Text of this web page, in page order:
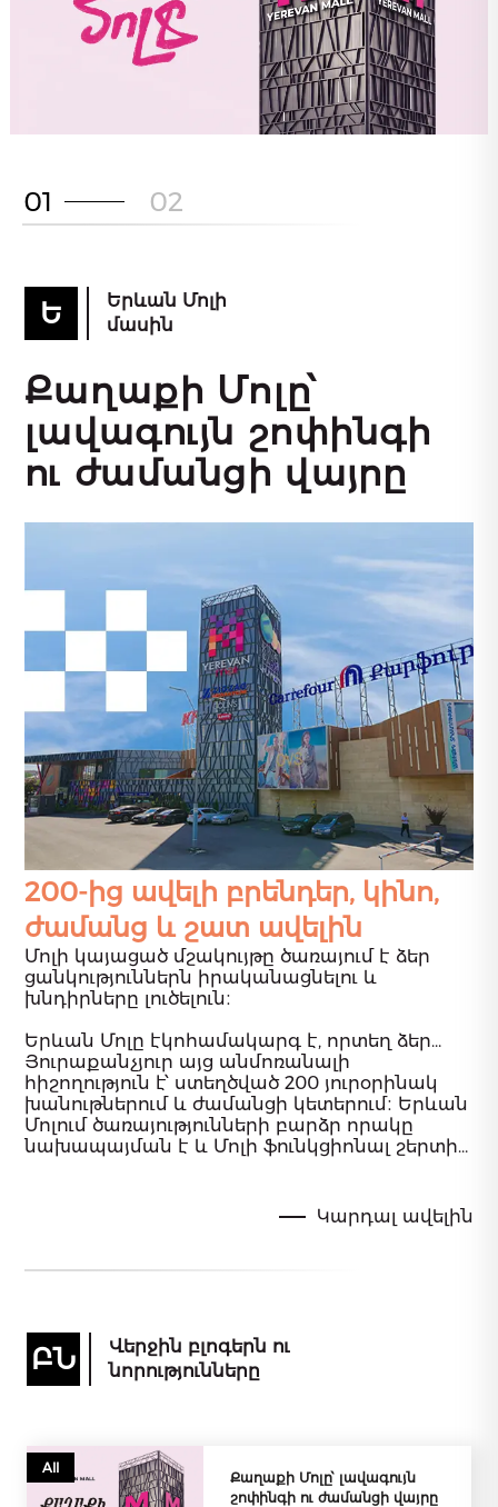
01 02
Ե
Երևան Մոլի
մասին
Քաղաքի Մոլը՝
լավագույն շոփինգի
ու ժամանցի վայրը
200-ից ավելի բրենդեր, կինո,
ժամանց և շատ ավելին
Մոլի կայացած մշակույթը ծառայում է ձեր
ցանկություններն իրականացնելու և
խնդիրները լուծելուն։
Երևան Մոլը էկոհամակարգ է, որտեղ ձեր
փորձառությունները նույնականացվում են
մեր պատասխանատվություններին։
Ուրախությունն ու բավականությունը
ապահովվում են մշակութային արժեքների և
ծառայությունների որակի համադրության
Յուրաքանչյուր այց անմոռանալի
հիշողություն է՝ ստեղծված 200 յուրօրինակ
խանութներում և ժամանցի կետերում։ Երևան
Մոլում ծառայությունների բարձր որակը
նախապայման է և Մոլի ֆունկցիոնալ շերտի
Վայելեք կյանքն ու շոփինգ փորձառությունը
Կարդալ ավելին
ԲՆ
Վերջին բլոգերն ու
նորությունները
All
Քաղաքի Մոլը՝ լավագույն
շոփինգի ու ժամանցի վայրը